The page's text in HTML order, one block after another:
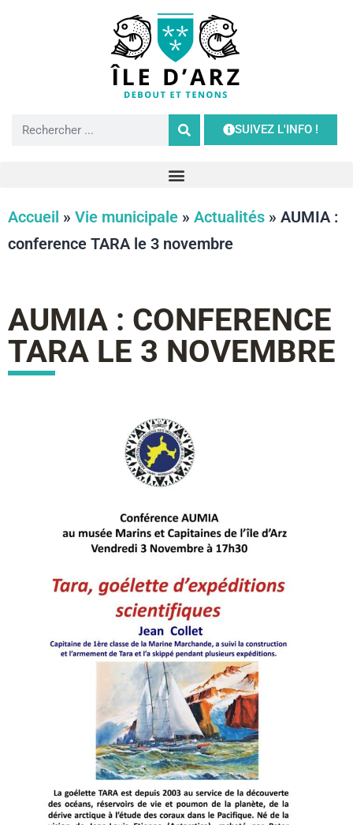
SUIVEZ L'INFO !
Accueil » Vie municipale » Actualités » AUMIA :
conference TARA le 3 novembre
AUMIA : CONFERENCE
TARA LE 3 NOVEMBRE